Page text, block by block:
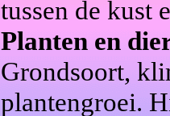
tussen de kust
Planten en
Grondsoort,
plantengroei.